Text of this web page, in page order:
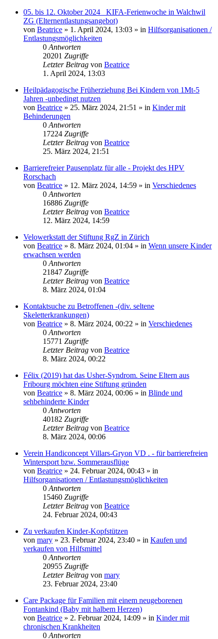
05. bis 12. Oktober 2024 _KIFA-Ferienwoche in Walchwil
ZG (Elternentlastungsangebot)
von Beatrice » 1. April 2024, 13:03 » in Hilfsorganisationen /
Entlastungsmöglichkeiten
0 Antworten
20201 Zugriffe
Letzter Beitrag von Beatrice
1. April 2024, 13:03
Heilpädagogische Früherziehung Bei Kindern von 1Mt-5
Jahren -unbedingt nutzen
von Beatrice » 25. März 2024, 21:51 » in Kinder mit
Behinderungen
0 Antworten
17224 Zugriffe
Letzter Beitrag von Beatrice
25. März 2024, 21:51
Barrierefreier Pausenplatz für alle - Projekt des HPV
Rorschach
von Beatrice » 12. März 2024, 14:59 » in Verschiedenes
0 Antworten
16886 Zugriffe
Letzter Beitrag von Beatrice
12. März 2024, 14:59
Velowerkstatt der Stiftung RgZ in Zürich
von Beatrice » 8. März 2024, 01:04 » in Wenn unsere Kinder
erwachsen werden
0 Antworten
21847 Zugriffe
Letzter Beitrag von Beatrice
8. März 2024, 01:04
Kontaktsuche zu Betroffenen -(div. seltene
Skeletterkrankungen)
von Beatrice » 8. März 2024, 00:22 » in Verschiedenes
0 Antworten
15771 Zugriffe
Letzter Beitrag von Beatrice
8. März 2024, 00:22
Félix (2019) hat das Usher-Syndrom. Seine Eltern aus
Fribourg möchten eine Stiftung gründen
von Beatrice » 8. März 2024, 00:06 » in Blinde und
sehbehinderte Kinder
0 Antworten
40182 Zugriffe
Letzter Beitrag von Beatrice
8. März 2024, 00:06
Verein Handiconcept Villars-Gryon VD . - für barrierefreien
Wintersport bzw. Sommerausflüge
von Beatrice » 24. Februar 2024, 00:43 » in
Hilfsorganisationen / Entlastungsmöglichkeiten
0 Antworten
15460 Zugriffe
Letzter Beitrag von Beatrice
24. Februar 2024, 00:43
Zu verkaufen Kinder-Kopfstützen
von mary » 23. Februar 2024, 23:40 » in Kaufen und
verkaufen von Hilfsmittel
0 Antworten
20955 Zugriffe
Letzter Beitrag von mary
23. Februar 2024, 23:40
Care Package für Familien mit einem neugeborenen
Fontankind (Baby mit halbem Herzen)
von Beatrice » 2. Februar 2024, 14:09 » in Kinder mit
chronischen Krankheiten
0 Antworten